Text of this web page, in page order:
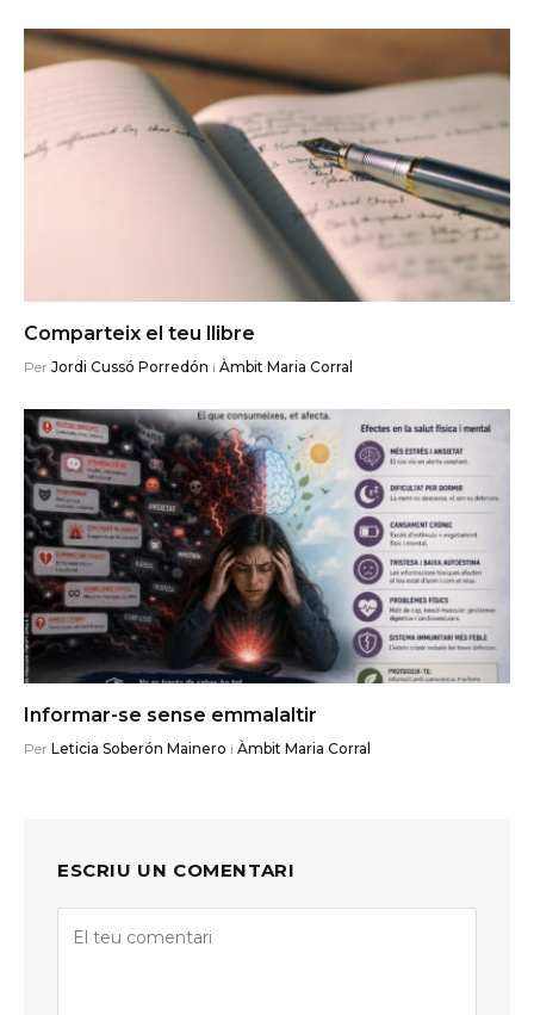
Comparteix el teu llibre
Per Jordi Cussó Porredón i Àmbit Maria Corral
Informar-se sense emmalaltir
Per Leticia Soberón Mainero i Àmbit Maria Corral
ESCRIU UN COMENTARI